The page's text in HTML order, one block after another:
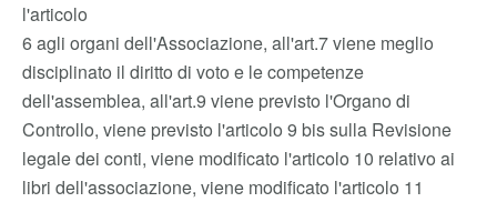
l'articolo
6 agli organi dell'Associazione, all'art.7 viene meglio
disciplinato il diritto di voto e le competenze
dell'assemblea, all'art.9 viene previsto l'Organo di
Controllo, viene previsto l'articolo 9 bis sulla Revisione
legale dei conti, viene modificato l'articolo 10 relativo ai
libri dell'associazione, viene modificato l'articolo 11